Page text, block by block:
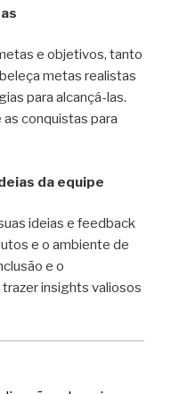
e objetivos, tanto
metas realistas
para alcançá-las.
conquistas para
da equipe
ideias e feedback
e o ambiente de
e o
insights valiosos